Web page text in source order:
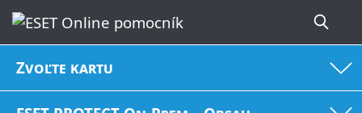
Zvoľte kartu